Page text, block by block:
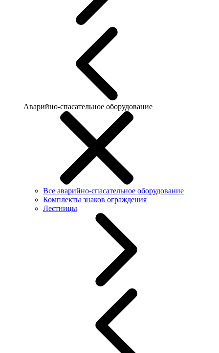
Аварийно-спасательное оборудование
Все аварийно-спасательное оборудование
Комплекты знаков ограждения
Лестницы